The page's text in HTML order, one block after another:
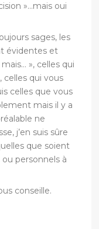
»…mais oui
sages, les
évidentes et
», celles qui
celles qui vous
celles que vous
mais il y a
ne
j’en suis sûre
que soient
personnels à
conseille.